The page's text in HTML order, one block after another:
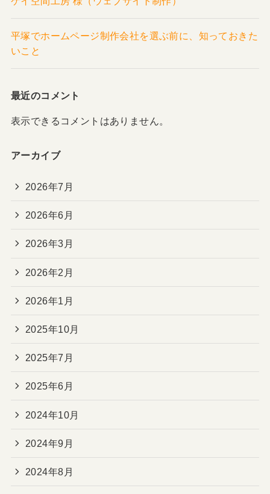
平塚でホームページ制作会社を選ぶ前に、知っておきた
いこと
最近のコメント
表示できるコメントはありません。
アーカイブ
2026年7月
2026年6月
2026年3月
2026年2月
2026年1月
2025年10月
2025年7月
2025年6月
2024年10月
2024年9月
2024年8月